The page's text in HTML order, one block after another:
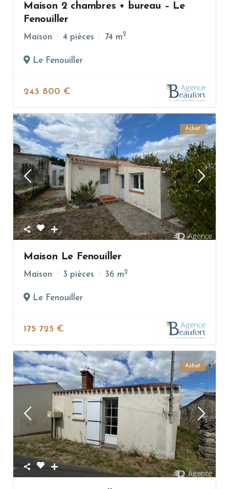
Maison 2 chambres + bureau – Le
Fenouiller
Maison 4 pièces 74 m2
Le Fenouiller
243 800 €
Achat
Maison Le Fenouiller
Maison 3 pièces 36 m2
Le Fenouiller
175 725 €
Achat